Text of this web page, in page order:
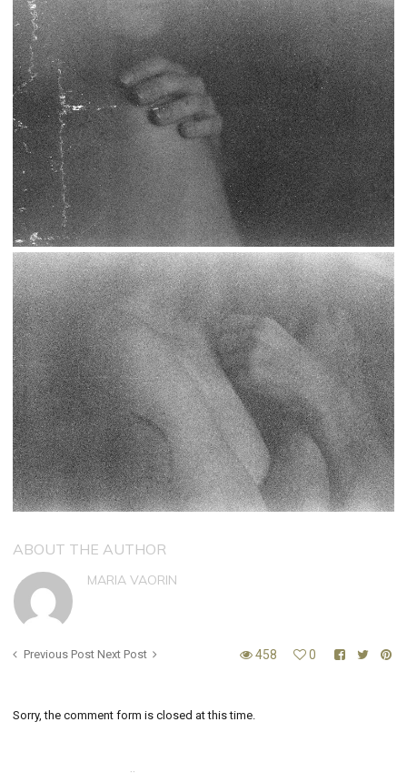
ABOUT THE AUTHOR
MARIA VAORIN
Previous Post Next Post 458 0
Sorry, the comment form is closed at this time.